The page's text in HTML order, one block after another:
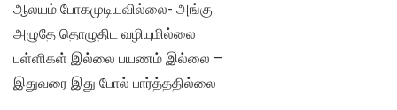
ஆலயம் போகமுடியவில்லை- அங்கு
அழுதே தொழுதிட வழியுமில்லை
பள்ளிகள் இல்லை பயணம் இல்லை –
இதுவரை இது போல் பார்த்ததில்லை